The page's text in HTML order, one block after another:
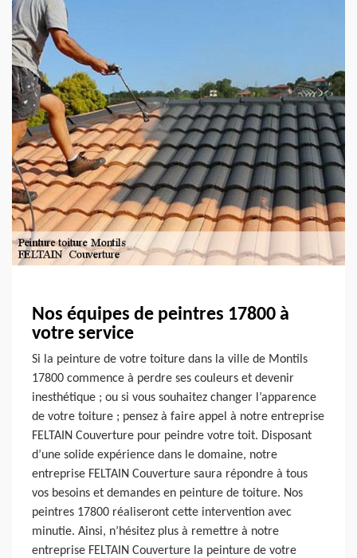
Nos équipes de peintres 17800 à
votre service
Si la peinture de votre toiture dans la ville de Montils
17800 commence à perdre ses couleurs et devenir
inesthétique ; ou si vous souhaitez changer l’apparence
de votre toiture ; pensez à faire appel à notre entreprise
FELTAIN Couverture pour peindre votre toit. Disposant
d’une solide expérience dans le domaine, notre
entreprise FELTAIN Couverture saura répondre à tous
vos besoins et demandes en peinture de toiture. Nos
peintres 17800 réaliseront cette intervention avec
minutie. Ainsi, n’hésitez plus à remettre à notre
entreprise FELTAIN Couverture la peinture de votre